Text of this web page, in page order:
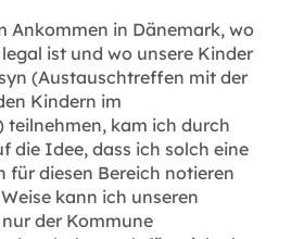
Ankommen in Dänemark, wo
ist und wo unsere Kinder
(Austauschtreffen mit der
Kindern im
teilnehmen, kam ich durch
die Idee, dass ich solch eine
für diesen Bereich notieren
kann ich unseren
der Kommune